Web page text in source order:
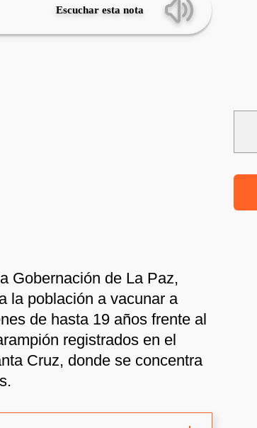
Escuchar esta nota
Gobernación de La Paz,
la población a vacunar a
de hasta 19 años frente al
registrados en el
Cruz, donde se concentra